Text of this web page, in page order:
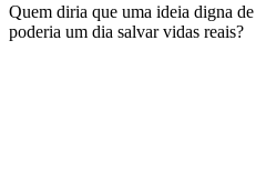
Quem diria que uma ideia digna
poderia um dia salvar vidas reais?